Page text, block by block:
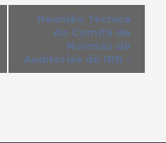
Reunião Técnica
do Comitê de
Normas de
Auditorias do IRB »